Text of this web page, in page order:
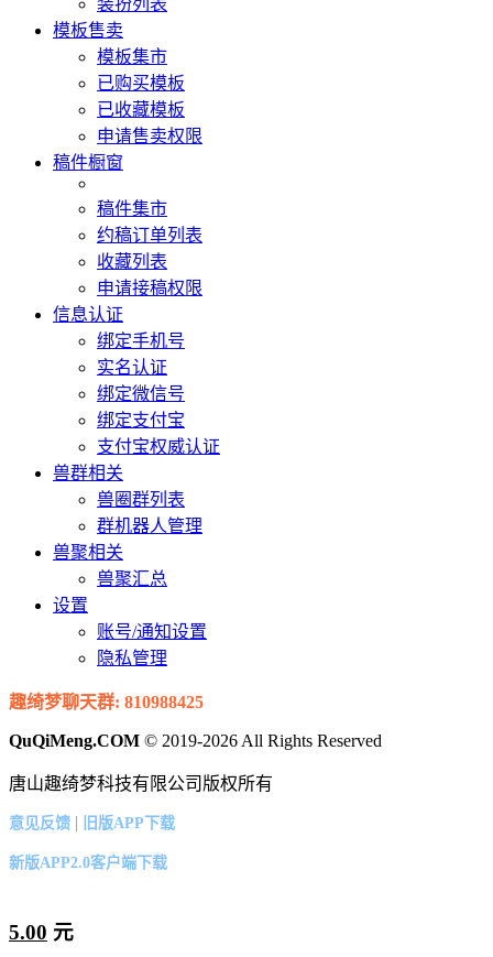
模板售卖
模板集市
已购买模板
已收藏模板
申请售卖权限
稿件橱窗
稿件集市
约稿订单列表
收藏列表
申请接稿权限
信息认证
绑定手机号
实名认证
绑定微信号
绑定支付宝
支付宝权威认证
兽群相关
兽圈群列表
群机器人管理
兽聚相关
兽聚汇总
设置
账号/通知设置
隐私管理
趣绮梦聊天群: 810988425
QuQiMeng.COM © 2019-2026 All Rights Reserved
唐山趣绮梦科技有限公司版权所有
意见反馈 | 旧版APP下载
新版APP2.0客户端下载
5.00 元